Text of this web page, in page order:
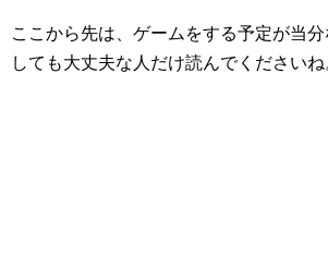
ここから先は、ゲームをする予定が当
しても大丈夫な人だけ読んでくださいね